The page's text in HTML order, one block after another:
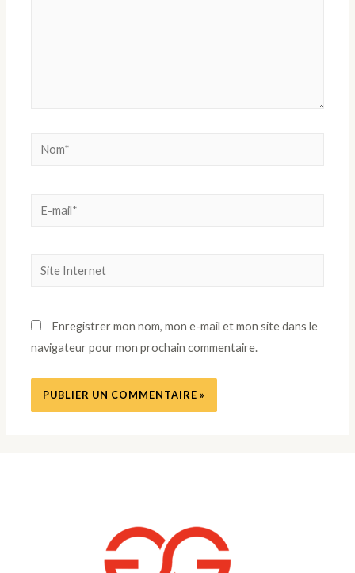
Nom*
E-
Site
Enregistrer mon nom, mon e-mail et mon site dans le
navigateur pour mon prochain commentaire.